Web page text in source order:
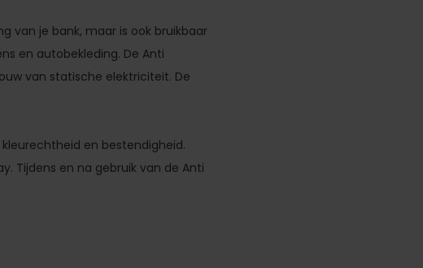
van je bank, maar is ook bruikbaar
en autobekleding. De Anti
van statische elektriciteit. De
en bestendigheid.
Tijdens en na gebruik van de Anti